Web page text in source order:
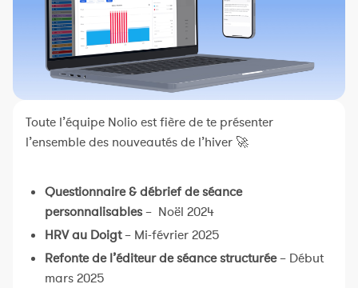
L'équipe Nolio
Toute l’équipe Nolio est fière de te présenter
l’ensemble des nouveautés de l’hiver 🚀
Questionnaire & débrief de séance
personnalisables– Noël 2024
HRV au Doigt– Mi-février 2025
Refonte de l’éditeur de séance structurée– Début
mars 2025